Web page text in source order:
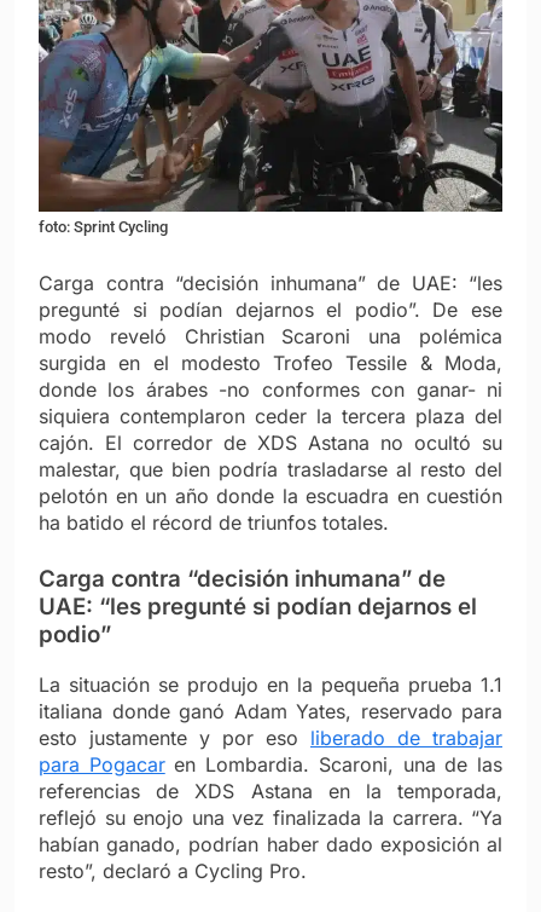
foto: Sprint Cycling
Carga contra “decisión inhumana” de UAE: “les
pregunté si podían dejarnos el podio”. De ese
modo reveló Christian Scaroni una polémica
surgida en el modesto Trofeo Tessile & Moda,
donde los árabes -no conformes con ganar- ni
siquiera contemplaron ceder la tercera plaza del
cajón. El corredor de XDS Astana no ocultó su
malestar, que bien podría trasladarse al resto del
pelotón en un año donde la escuadra en cuestión
ha batido el récord de triunfos totales.
Carga contra “decisión inhumana” de
UAE: “les pregunté si podían dejarnos el
podio”
La situación se produjo en la pequeña prueba 1.1
italiana donde ganó Adam Yates, reservado para
esto justamente y por eso liberado de trabajar
para Pogacaren Lombardia. Scaroni, una de las
referencias de XDS Astana en la temporada,
reflejó su enojo una vez finalizada la carrera. “Ya
habían ganado, podrían haber dado exposición al
resto”, declaró a Cycling Pro.